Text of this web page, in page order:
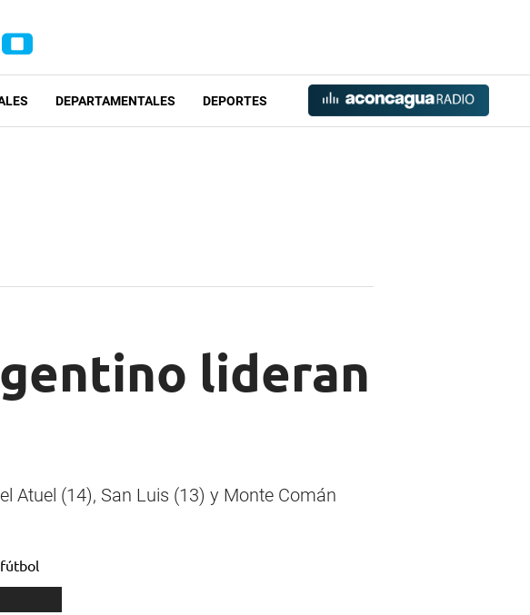
DEPARTAMENTALES DEPORTES
lideran
Atuel (14), San Luis (13) y Monte Comán